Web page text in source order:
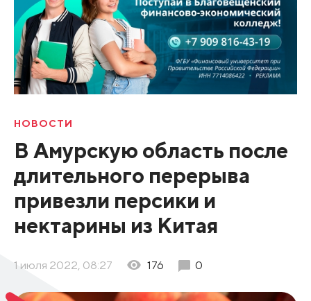
НОВОСТИ
В Амурскую область после
длительного перерыва
привезли персики и
нектарины из Китая
1 июля 2022, 08:27 176 0